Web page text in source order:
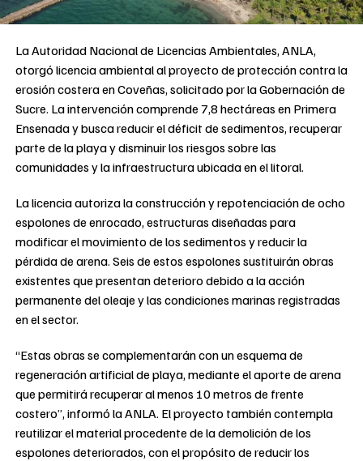
La Autoridad Nacional de Licencias Ambientales, ANLA,
otorgó licencia ambiental al proyecto de protección contra la
erosión costera en Coveñas, solicitado por la Gobernación de
Sucre. La intervención comprende 7,8 hectáreas en Primera
Ensenada y busca reducir el déficit de sedimentos, recuperar
parte de la playa y disminuir los riesgos sobre las
comunidades y la infraestructura ubicada en el litoral.
La licencia autoriza la construcción y repotenciación de ocho
espolones de enrocado, estructuras diseñadas para
modificar el movimiento de los sedimentos y reducir la
pérdida de arena. Seis de estos espolones sustituirán obras
existentes que presentan deterioro debido a la acción
permanente del oleaje y las condiciones marinas registradas
en el sector.
“Estas obras se complementarán con un esquema de
regeneración artificial de playa, mediante el aporte de arena
que permitirá recuperar al menos 10 metros de frente
costero”, informó la ANLA. El proyecto también contempla
reutilizar el material procedente de la demolición de los
espolones deteriorados, con el propósito de reducir los